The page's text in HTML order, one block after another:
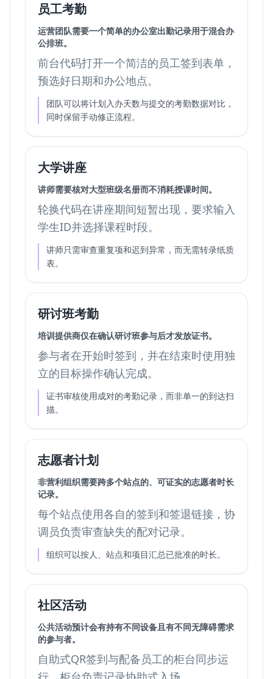
员工考勤
运营团队需要一个简单的办公室出勤记录用于混合办
公排班。
前台代码打开一个简洁的员工签到表单，
预选好日期和办公地点。
团队可以将计划入办天数与提交的考勤数据对比，
同时保留手动修正流程。
大学讲座
讲师需要核对大型班级名册而不消耗授课时间。
轮换代码在讲座期间短暂出现，要求输入
学生ID并选择课程时段。
讲师只需审查重复项和迟到异常，而无需转录纸质
表。
研讨班考勤
培训提供商仅在确认研讨班参与后才发放证书。
参与者在开始时签到，并在结束时使用独
立的目标操作确认完成。
证书审核使用成对的考勤记录，而非单一的到达扫
描。
志愿者计划
非营利组织需要跨多个站点的、可证实的志愿者时长
记录。
每个站点使用各自的签到和签退链接，协
调员负责审查缺失的配对记录。
组织可以按人、站点和项目汇总已批准的时长。
社区活动
公共活动预计会有持有不同设备且有不同无障碍需求
的参与者。
自助式QR签到与配备员工的柜台同步运